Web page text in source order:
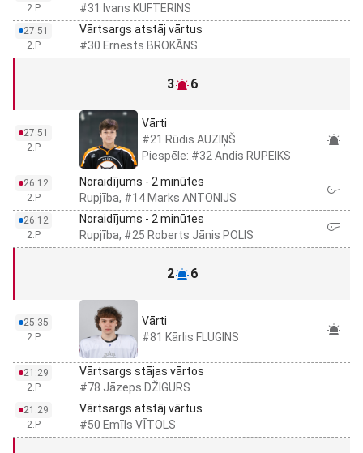
2.P
#31 Ivans KUFTERINS
27:51
2.P
Vārtsargs atstāj vārtus
#30 Ernests BROKĀNS
3 6
27:51
2.P
Vārti
#21 Rūdis AUZIŅŠ
Piespēle: #32 Andis RUPEIKS
26:12
2.P
Noraidījums - 2 minūtes
Rupjība, #14 Marks ANTONIJS
26:12
2.P
Noraidījums - 2 minūtes
Rupjība, #25 Roberts Jānis POLIS
2 6
25:35
2.P
Vārti
#81 Kārlis FLUGINS
21:29
2.P
Vārtsargs stājas vārtos
#78 Jāzeps DŽIGURS
21:29
2.P
Vārtsargs atstāj vārtus
#50 Emīls VĪTOLS